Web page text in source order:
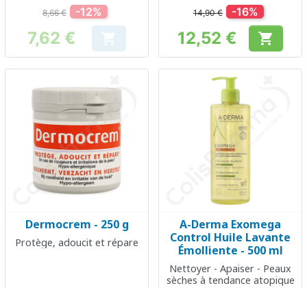
8,66 € -12%
7,62 € 
14,90 € -16%
Prix
12,52 € 
Dermocrem - 250 g
Protège, adoucit et répare
A-Derma Exomega
Control Huile Lavante
Émolliente - 500 ml
Nettoyer - Apaiser - Peaux
sèches à tendance atopique